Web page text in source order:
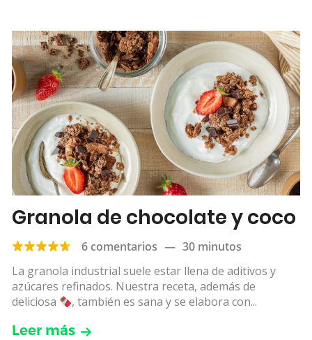
Granola de chocolate y coco
6 comentarios — 30 minutos
La granola industrial suele estar llena de aditivos y
azúcares refinados. Nuestra receta, además de
deliciosa
, también es sana y se elabora con...
Leer más